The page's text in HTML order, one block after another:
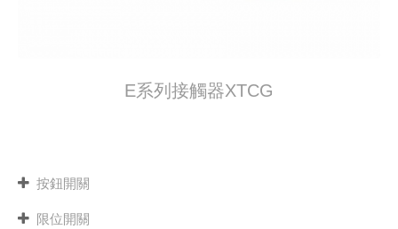
E系列接觸器XTCG
按鈕開關
限位開關